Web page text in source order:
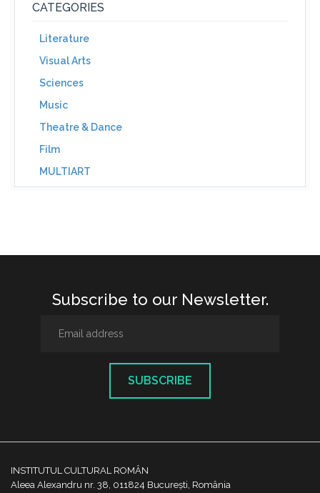
CATEGORIES
Literature
Visual Arts
Sciences
Music
Theatre & Dance
Film
MULTIART
Subscribe to our Newsletter.
SUBSCRIBE
INSTITUTUL CULTURAL ROMÂN
Aleea Alexandru nr. 38, 011824 București, România